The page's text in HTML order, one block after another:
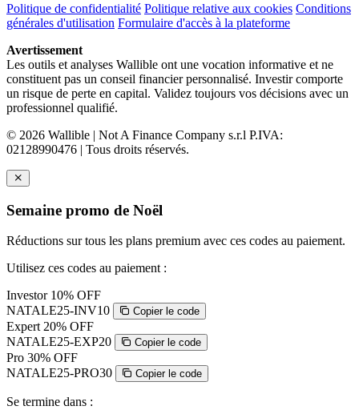
Politique de confidentialité Politique relative aux cookies Conditions
générales d'utilisation Formulaire d'accès à la plateforme
Avertissement
Les outils et analyses Wallible ont une vocation informative et ne
constituent pas un conseil financier personnalisé. Investir comporte
un risque de perte en capital. Validez toujours vos décisions avec un
professionnel qualifié.
© 2026 Wallible | Not A Finance Company s.r.l P.IVA:
02128990476 | Tous droits réservés.
Semaine promo de Noël
Réductions sur tous les plans premium avec ces codes au paiement.
Utilisez ces codes au paiement :
Investor 10% OFF
NATALE25-INV10
Copier le code
Expert 20% OFF
NATALE25-EXP20
Copier le code
Pro 30% OFF
NATALE25-PRO30
Copier le code
Se termine dans :